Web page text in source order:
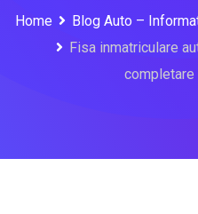
Home Blog Auto –
Fisa inmatriculare
completare